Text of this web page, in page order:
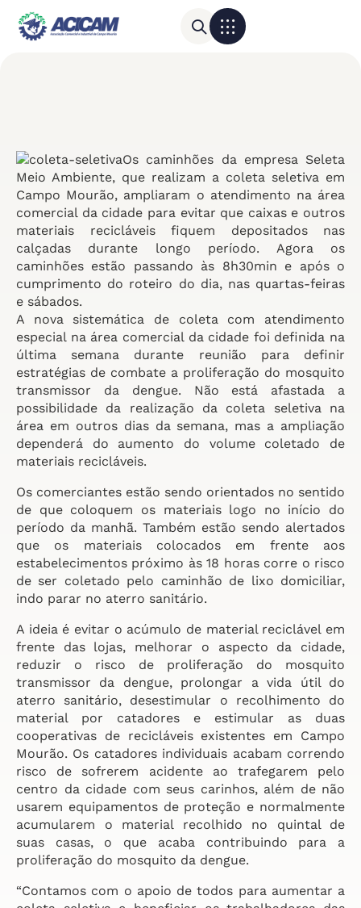
Os caminhões da empresa Seleta
Meio Ambiente, que realizam a coleta seletiva em
Campo Mourão, ampliaram o atendimento na área
comercial da cidade para evitar que caixas e outros
materiais recicláveis fiquem depositados nas
calçadas durante longo período. Agora os
caminhões estão passando às 8h30min e após o
cumprimento do roteiro do dia, nas quartas-feiras
e sábados.
A nova sistemática de coleta com atendimento
especial na área comercial da cidade foi definida na
última semana durante reunião para definir
estratégias de combate a proliferação do mosquito
transmissor da dengue. Não está afastada a
possibilidade da realização da coleta seletiva na
área em outros dias da semana, mas a ampliação
dependerá do aumento do volume coletado de
materiais recicláveis.
Os comerciantes estão sendo orientados no sentido
de que coloquem os materiais logo no início do
período da manhã. Também estão sendo alertados
que os materiais colocados em frente aos
estabelecimentos próximo às 18 horas corre o risco
de ser coletado pelo caminhão de lixo domiciliar,
indo parar no aterro sanitário.
A ideia é evitar o acúmulo de material reciclável em
frente das lojas, melhorar o aspecto da cidade,
reduzir o risco de proliferação do mosquito
transmissor da dengue, prolongar a vida útil do
aterro sanitário, desestimular o recolhimento do
material por catadores e estimular as duas
cooperativas de recicláveis existentes em Campo
Mourão. Os catadores individuais acabam correndo
risco de sofrerem acidente ao trafegarem pelo
centro da cidade com seus carinhos, além de não
usarem equipamentos de proteção e normalmente
acumularem o material recolhido no quintal de
suas casas, o que acaba contribuindo para a
proliferação do mosquito da dengue.
“Contamos com o apoio de todos para aumentar a